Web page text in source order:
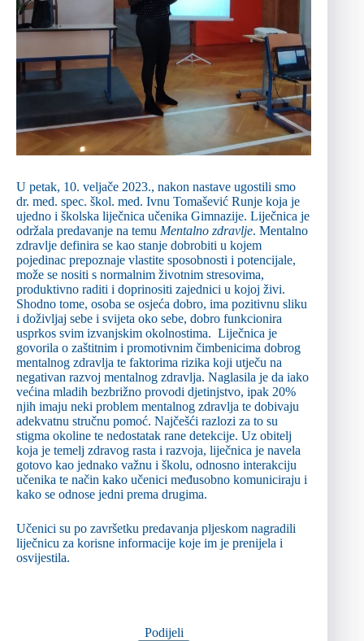
U petak, 10. veljače 2023., nakon nastave ugostili smo
dr. med. spec. škol. med. Ivnu Tomašević Runje koja je
ujedno i školska liječnica učenika Gimnazije. Liječnica je
održala predavanje na temu Mentalno zdravlje. Mentalno
zdravlje definira se kao stanje dobrobiti u kojem
pojedinac prepoznaje vlastite sposobnosti i potencijale,
može se nositi s normalnim životnim stresovima,
produktivno raditi i doprinositi zajednici u kojoj živi.
Shodno tome, osoba se osjeća dobro, ima pozitivnu sliku
i doživljaj sebe i svijeta oko sebe, dobro funkcionira
usprkos svim izvanjskim okolnostima. Liječnica je
govorila o zaštitnim i promotivnim čimbenicima dobrog
mentalnog zdravlja te faktorima rizika koji utječu na
negativan razvoj mentalnog zdravlja. Naglasila je da iako
većina mladih bezbrižno provodi djetinjstvo, ipak 20%
njih imaju neki problem mentalnog zdravlja te dobivaju
adekvatnu stručnu pomoć. Najčešći razlozi za to su
stigma okoline te nedostatak rane detekcije. Uz obitelj
koja je temelj zdravog rasta i razvoja, liječnica je navela
gotovo kao jednako važnu i školu, odnosno interakciju
učenika te način kako učenici međusobno komuniciraju i
kako se odnose jedni prema drugima.
Učenici su po završetku predavanja pljeskom nagradili
liječnicu za korisne informacije koje im je prenijela i
osvijestila.
Podijeli